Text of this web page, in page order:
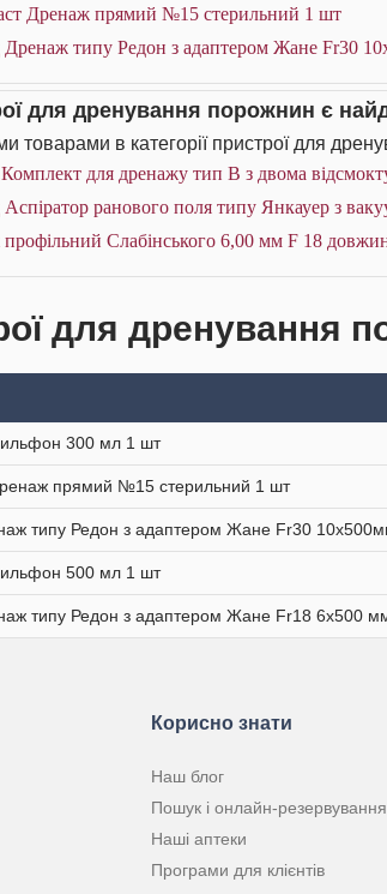
Дренаж прямий №15 стерильний 1 шт
типу Редон з адаптером Жане Fr30
для дренування порожнин є
товарами в категорії пристрої для
для дренажу тип В з двома
ранового поля типу Янкауер з
Слабінського 6,00 мм F 18
для дренування
300 мл 1 шт
прямий №15 стерильний 1 шт
типу Редон з адаптером Жане Fr30
500 мл 1 шт
типу Редон з адаптером Жане Fr18 6х500
Корисно знати
Наш блог
Пошук і онлайн-резервування
Наші аптеки
Програми для клієнтів